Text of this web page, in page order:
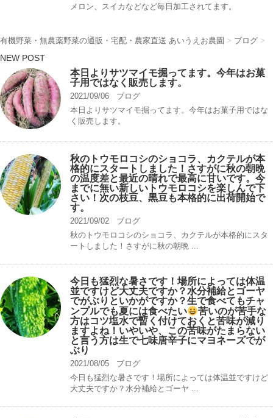
メロン、スイカなどなど毎日加工されてます。
有機野菜・無農薬野菜の通販・宅配・農家直送 あいうえお農園 > ブログ >
NEW POST
本日よりサツマイモ掘ってます。今年はお菓
子用ではなく販売します。
2021/09/06
ブログ
本日よりサツマイモ掘ってます。今年はお菓子用ではな
く販売します。
秋のトウモロコシのショコラ、カクテルが本
格的にスタートしました！さすがに秋の朝晩
の温度差と最近の晴れで最高に甘いです。今
までに無い新しいトウモロコシを楽しんで下
さい！次の枝豆、黒豆も本格的に出荷開始で
す。
2021/09/02
ブログ
秋のトウモロコシのショコラ、カクテルが本格的にスタ
ートしました！さすがに秋の朝晩 ...
今日も猛烈な暑さです！場所によっては体温
並ですけど大丈夫ですか？水分補給とゴーヤ
でがぶりといかがですか？生で食べてもチャ
ンプルでも夏には食べたい
苦いのが苦手な
方はコツ塩水で暫く付けておくと苦味が減り
ますよね！いやいや、この苦味がたまらない
と言う方は生で七味唐辛子にマヨネーズでが
ぶり
2021/08/05
ブログ
今日も猛烈な暑さです！場所によっては体温並ですけど
大丈夫ですか？水分補給とゴーヤ ...